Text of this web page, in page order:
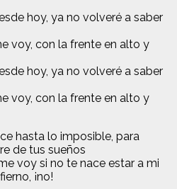
hoy, ya no volveré a saber
voy, con la frente en alto y
hoy, ya no volveré a saber
voy, con la frente en alto y
hasta lo imposible, para
de tus sueños
voy si no te nace estar a mi
¡no!